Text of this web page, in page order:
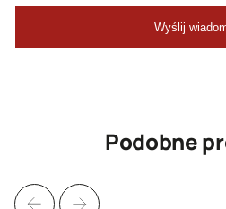
Podobne